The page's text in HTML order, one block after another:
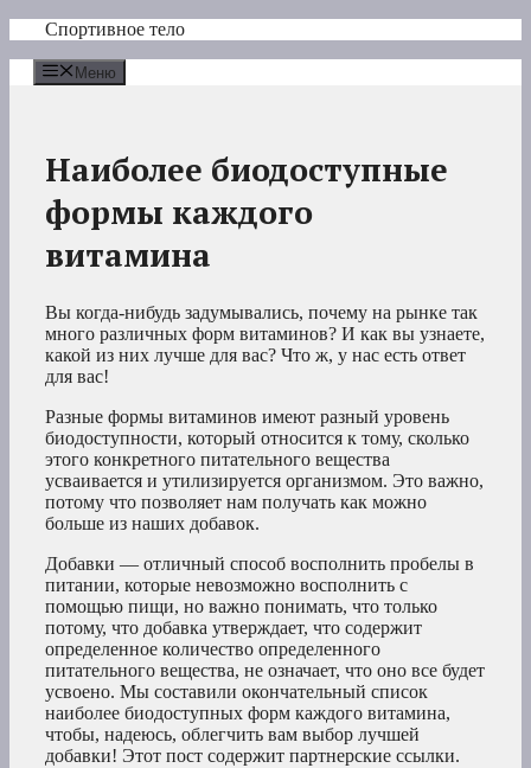
Перейти
содержимому
Спортивное тело
Меню
Наиболее биодоступные
формы каждого
витамина
Вы когда-нибудь задумывались, почему на рынке так
много различных форм витаминов? И как вы узнаете,
какой из них лучше для вас? Что ж, у нас есть ответ
для вас!
Разные формы витаминов имеют разный уровень
биодоступности, который относится к тому, сколько
этого конкретного питательного вещества
усваивается и утилизируется организмом. Это важно,
потому что позволяет нам получать как можно
больше из наших добавок.
Добавки — отличный способ восполнить пробелы в
питании, которые невозможно восполнить с
помощью пищи, но важно понимать, что только
потому, что добавка утверждает, что содержит
определенное количество определенного
питательного вещества, не означает, что оно все будет
усвоено. Мы составили окончательный список
наиболее биодоступных форм каждого витамина,
чтобы, надеюсь, облегчить вам выбор лучшей
добавки! Этот пост содержит партнерские ссылки.